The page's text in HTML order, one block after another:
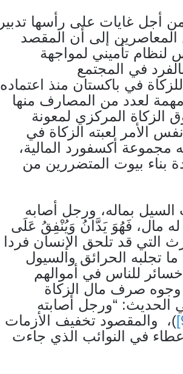
أجل غايات على رأسها تدبير
إلى أن المقصد
تأميني لمواجهة
في المجتمع
في باكستان منذ اعتماده
مصاريف مهمة لعدد من المصارف منها
الزكاة المركزي لمعونة
الأمر لعبته الزكاة في
أكسفورد المالية،
بناء بيوت المتضررين من
بماله، ورجل أصابه
مال، فَهُوَ يَدَّانُ وَيُنْفِقُ عَلَى
التي قد تلحق الإنسان فردا
ما تجلبه الحرائق والسيول
خسائر للناس في أموالهم
وجوه صرف مال الزكاة
الحديث: “ورجل أصابته
)، والمقصود تخفيف الأزمات
في النوائب الذي جاءت